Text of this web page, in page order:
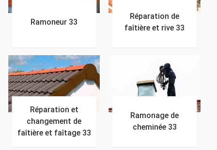
Ramoneur 33
Réparation de
faîtière et rive 33
Réparation et
changement de
faîtière et faîtage 33
Ramonage de
cheminée 33